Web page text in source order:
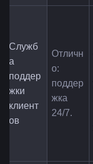
Служб
а
поддер
жки
клиент
ов
Отличн
о:
поддер
жка
24/7.